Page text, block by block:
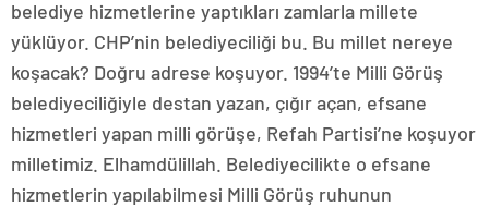
belediye hizmetlerine yaptıkları zamlarla millete
yüklüyor. CHP’nin belediyeciliği bu. Bu millet nereye
koşacak? Doğru adrese koşuyor. 1994’te Milli Görüş
belediyeciliğiyle destan yazan, çığır açan, efsane
hizmetleri yapan milli görüşe, Refah Partisi’ne koşuyor
milletimiz. Elhamdülillah. Belediyecilikte o efsane
hizmetlerin yapılabilmesi Milli Görüş ruhunun